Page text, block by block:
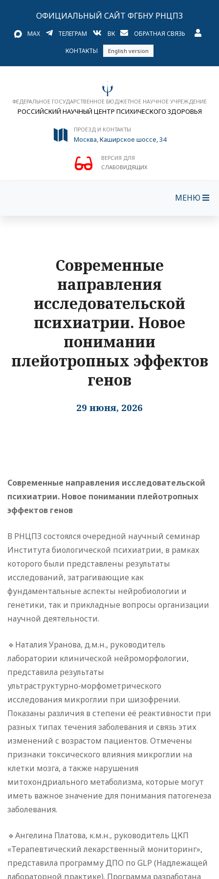
ОФИЦИАЛЬНЫЙ САЙТ ФГБНУ РНЦПЗ
MAX ТЕЛЕГРАМ ВК ОБРАТНАЯ СВЯЗЬ
КОНТАКТЫ English version
ФЕДЕРАЛЬНОЕ ГОСУДАРСТВЕННОЕ БЮДЖЕТНОЕ НАУЧНОЕ УЧРЕЖДЕНИЕ
РОССИЙСКИЙ НАУЧНЫЙ ЦЕНТР ПСИХИЧЕСКОГО ЗДОРОВЬЯ
ПРОЕЗД И КОНТАКТЫ
Москва, Каширское шоссе, 34
ВЕРСИЯ ДЛЯ
СЛАБОВИДЯЩИХ
МЕНЮ
Современные
направления
исследовательской
психиатрии. Новое
понимании
плейотропных эффектов
генов
29 июня, 2026
Современные направления исследовательской
психиатрии. Новое понимании плейотропных
эффектов генов
В РНЦПЗ состоялся очередной научный семинар
Института биологической психиатрии, в рамках
которого были представлены результаты
исследований, затрагивающие как
фундаментальные аспекты нейробиологии и
генетики, так и прикладные вопросы организации
научной деятельности.
🔹Наталия Уранова, д.м.н., руководитель
лаборатории клинической нейроморфологии,
представила результаты
ультраструктурно‑морфометрического
исследования микроглии при шизофрении.
Показаны различия в степени её реактивности при
разных типах течения заболевания и связь этих
изменений с возрастом пациентов. Отмечены
признаки токсического влияния микроглии на
клетки мозга, а также нарушения
митохондриального метаболизма, которые могут
иметь важное значение для понимания патогенеза
заболевания.
🔹Ангелина Платова, к.м.н., руководитель ЦКП
«Терапевтический лекарственный мониторинг»,
представила программу ДПО по GLP (Надлежащей
лабораторной практике). Программа разработана